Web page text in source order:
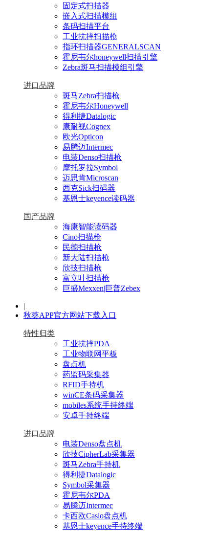
固定式扫描器
嵌入式扫描模组
条码扫描平台
工业抗摔扫描枪
指环扫描器GENERALSCAN
霍尼韦尔honeywell扫描引擎
Zebra斑马扫描模组引擎
进口品牌
斑马Zebra扫描枪
霍尼韦尔Honeywell
得利捷Datalogic
康耐视Cognex
欧光Opticon
易腾迈Intermec
电装Denso扫描枪
摩托罗拉Symbol
迈思肯Microscan
西克Sick扫码器
基恩士keyence读码器
国产品牌
海康智能读码器
Cino扫描枪
民德扫描枪
新大陆扫描枪
欣技扫描枪
富立叶扫描枪
巨盛Mexxen|巨普Zebex
|
秋葵APP官方网站下载入口
特性归类
工业抗摔PDA
工业物联网平板
盘点机
药监码采集器
RFID手持机
winCE条码采集器
mobiles系统手持终端
安卓手持终端
进口品牌
电装Denso盘点机
欣技CipherLab采集器
斑马Zebra手持机
得利捷Datalogic
Symbol采集器
霍尼韦尔PDA
易腾迈Intermec
卡西欧Casio盘点机
基恩士keyence手持终端